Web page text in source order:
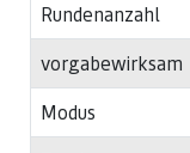
Rundenanzahl
vorgabewirksam
Modus